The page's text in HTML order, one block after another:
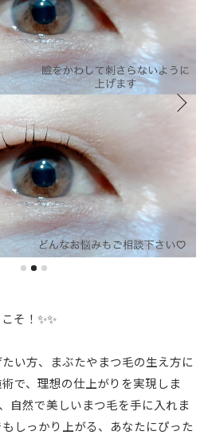
そ！✨✨
い方、まぶたやまつ毛の生え方に
で、理想の仕上がりを実現しま
自然で美しいまつ毛を手に入れま
しっかり上がる、あなたにぴった